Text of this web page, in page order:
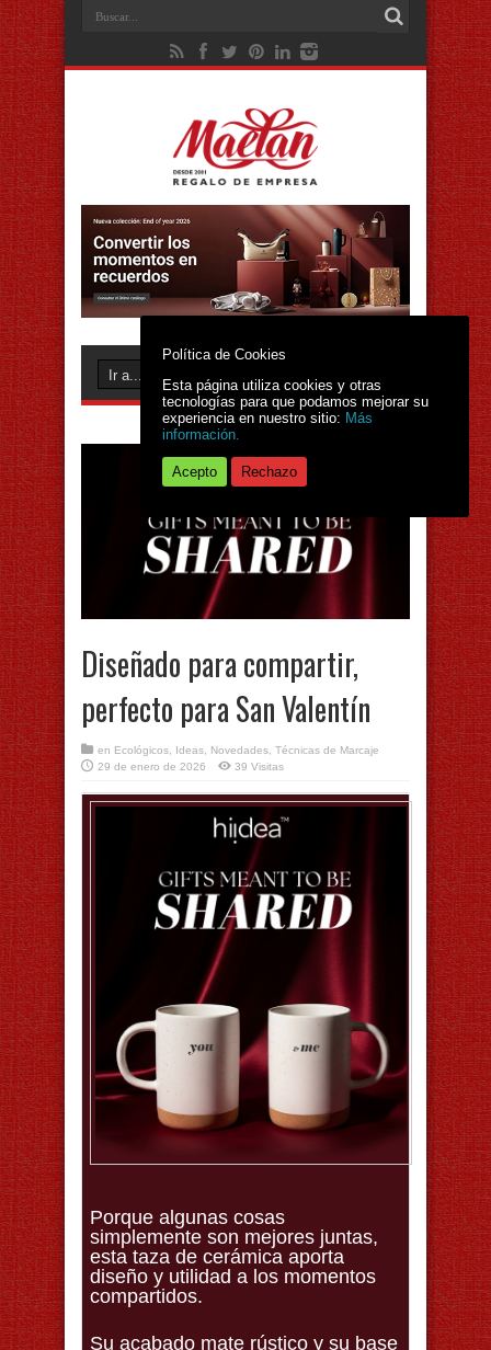
Diseñado para compartir,
perfecto para San Valentín
en Ecológicos Ideas Novedades Técnicas de Marcaje
29 de enero de 2026
39 Visitas
Porque algunas cosas
simplemente son mejores juntas,
esta taza de cerámica aporta
diseño y utilidad a los momentos
compartidos.
Su acabado mate rústico y su base
Política de Cookies
Esta página utiliza cookies y otras
tecnologías para que podamos mejorar su
experiencia en nuestro sitio: Más
información.
Acepto Rechazo